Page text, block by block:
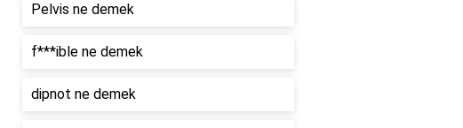
Pelvis ne demek
f***ible ne demek
dipnot ne demek